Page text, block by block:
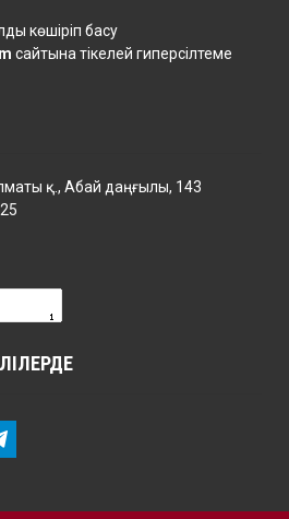
көшіріп басу
сайтына тікелей гиперсілтеме
қ., Абай даңғылы, 143